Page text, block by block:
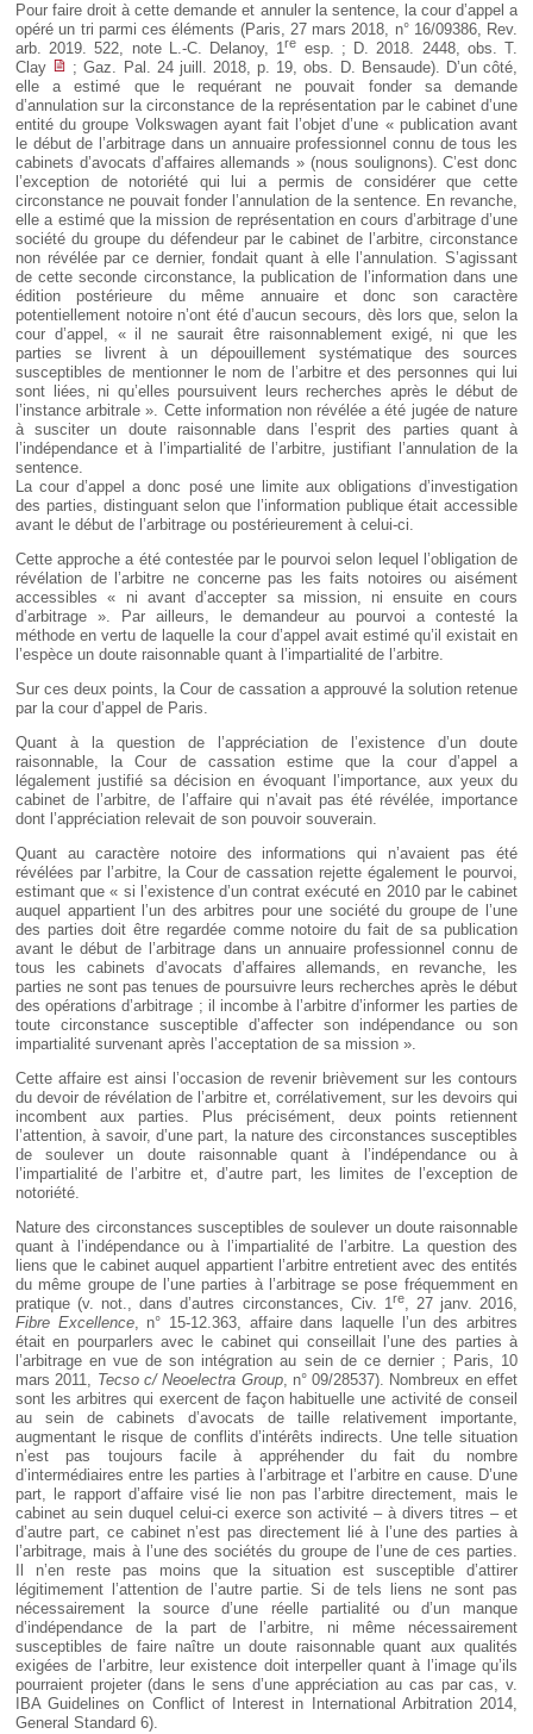
Pour faire droit à cette demande et annuler la sentence, la cour d’appel a
opéré un tri parmi ces éléments (Paris, 27 mars 2018, n° 16/09386, Rev.
arb. 2019. 522, note L.-C. Delanoy, 1re esp. ; D. 2018. 2448, obs. T.
Clay
; Gaz. Pal. 24 juill. 2018, p. 19, obs. D. Bensaude). D’un côté,
elle a estimé que le requérant ne pouvait fonder sa demande
d’annulation sur la circonstance de la représentation par le cabinet d’une
entité du groupe Volkswagen ayant fait l’objet d’une « publication avant
le début de l’arbitrage dans un annuaire professionnel connu de tous les
cabinets d’avocats d’affaires allemands » (nous soulignons). C’est donc
l’exception de notoriété qui lui a permis de considérer que cette
circonstance ne pouvait fonder l’annulation de la sentence. En revanche,
elle a estimé que la mission de représentation en cours d’arbitrage d’une
société du groupe du défendeur par le cabinet de l’arbitre, circonstance
non révélée par ce dernier, fondait quant à elle l’annulation. S’agissant
de cette seconde circonstance, la publication de l’information dans une
édition postérieure du même annuaire et donc son caractère
potentiellement notoire n’ont été d’aucun secours, dès lors que, selon la
cour d’appel, « il ne saurait être raisonnablement exigé, ni que les
parties se livrent à un dépouillement systématique des sources
susceptibles de mentionner le nom de l’arbitre et des personnes qui lui
sont liées, ni qu’elles poursuivent leurs recherches après le début de
l’instance arbitrale ». Cette information non révélée a été jugée de nature
à susciter un doute raisonnable dans l’esprit des parties quant à
l’indépendance et à l’impartialité de l’arbitre, justifiant l’annulation de la
sentence.
La cour d’appel a donc posé une limite aux obligations d’investigation
des parties, distinguant selon que l’information publique était accessible
avant le début de l’arbitrage ou postérieurement à celui-ci.
Cette approche a été contestée par le pourvoi selon lequel l’obligation de
révélation de l’arbitre ne concerne pas les faits notoires ou aisément
accessibles « ni avant d’accepter sa mission, ni ensuite en cours
d’arbitrage ». Par ailleurs, le demandeur au pourvoi a contesté la
méthode en vertu de laquelle la cour d’appel avait estimé qu’il existait en
l’espèce un doute raisonnable quant à l’impartialité de l’arbitre.
Sur ces deux points, la Cour de cassation a approuvé la solution retenue
par la cour d’appel de Paris.
Quant à la question de l’appréciation de l’existence d’un doute
raisonnable, la Cour de cassation estime que la cour d’appel a
légalement justifié sa décision en évoquant l’importance, aux yeux du
cabinet de l’arbitre, de l’affaire qui n’avait pas été révélée, importance
dont l’appréciation relevait de son pouvoir souverain.
Quant au caractère notoire des informations qui n’avaient pas été
révélées par l’arbitre, la Cour de cassation rejette également le pourvoi,
estimant que « si l’existence d’un contrat exécuté en 2010 par le cabinet
auquel appartient l’un des arbitres pour une société du groupe de l’une
des parties doit être regardée comme notoire du fait de sa publication
avant le début de l’arbitrage dans un annuaire professionnel connu de
tous les cabinets d’avocats d’affaires allemands, en revanche, les
parties ne sont pas tenues de poursuivre leurs recherches après le début
des opérations d’arbitrage ; il incombe à l’arbitre d’informer les parties de
toute circonstance susceptible d’affecter son indépendance ou son
impartialité survenant après l’acceptation de sa mission ».
Cette affaire est ainsi l’occasion de revenir brièvement sur les contours
du devoir de révélation de l’arbitre et, corrélativement, sur les devoirs qui
incombent aux parties. Plus précisément, deux points retiennent
l’attention, à savoir, d’une part, la nature des circonstances susceptibles
de soulever un doute raisonnable quant à l’indépendance ou à
l’impartialité de l’arbitre et, d’autre part, les limites de l’exception de
notoriété.
Nature des circonstances susceptibles de soulever un doute raisonnable
quant à l’indépendance ou à l’impartialité de l’arbitre. La question des
liens que le cabinet auquel appartient l’arbitre entretient avec des entités
du même groupe de l’une parties à l’arbitrage se pose fréquemment en
pratique (v. not., dans d’autres circonstances, Civ. 1re, 27 janv. 2016,
Fibre Excellence, n° 15-12.363, affaire dans laquelle l’un des arbitres
était en pourparlers avec le cabinet qui conseillait l’une des parties à
l’arbitrage en vue de son intégration au sein de ce dernier ; Paris, 10
mars 2011, Tecso c/ Neoelectra Group, n° 09/28537). Nombreux en effet
sont les arbitres qui exercent de façon habituelle une activité de conseil
au sein de cabinets d’avocats de taille relativement importante,
augmentant le risque de conflits d’intérêts indirects. Une telle situation
n’est pas toujours facile à appréhender du fait du nombre
d’intermédiaires entre les parties à l’arbitrage et l’arbitre en cause. D’une
part, le rapport d’affaire visé lie non pas l’arbitre directement, mais le
cabinet au sein duquel celui-ci exerce son activité – à divers titres – et
d’autre part, ce cabinet n’est pas directement lié à l’une des parties à
l’arbitrage, mais à l’une des sociétés du groupe de l’une de ces parties.
Il n’en reste pas moins que la situation est susceptible d’attirer
légitimement l’attention de l’autre partie. Si de tels liens ne sont pas
nécessairement la source d’une réelle partialité ou d’un manque
d’indépendance de la part de l’arbitre, ni même nécessairement
susceptibles de faire naître un doute raisonnable quant aux qualités
exigées de l’arbitre, leur existence doit interpeller quant à l’image qu’ils
pourraient projeter (dans le sens d’une appréciation au cas par cas, v.
IBA Guidelines on Conflict of Interest in International Arbitration 2014,
General Standard 6).